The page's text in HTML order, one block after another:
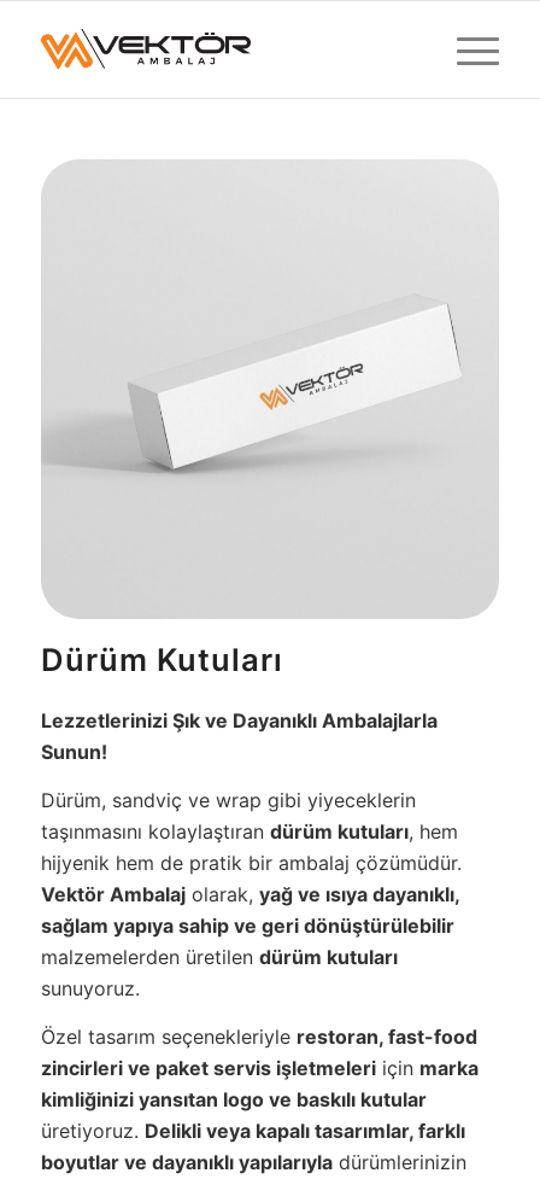
Dürüm Kutuları
Lezzetlerinizi Şık ve Dayanıklı Ambalajlarla
Sunun!
Dürüm, sandviç ve wrap gibi yiyeceklerin
taşınmasını kolaylaştıran dürüm kutuları, hem
hijyenik hem de pratik bir ambalaj çözümüdür.
Vektör Ambalajolarak, yağ ve ısıya dayanıklı,
sağlam yapıya sahip ve geri dönüştürülebilir
malzemelerden üretilen dürüm kutuları
sunuyoruz.
Özel tasarım seçenekleriyle restoran, fast-food
zincirleri ve paket servis işletmeleriiçin marka
kimliğinizi yansıtan logo ve baskılı kutular
üretiyoruz. Delikli veya kapalı tasarımlar, farklı
boyutlar ve dayanıklı yapılarıyladürümlerinizin